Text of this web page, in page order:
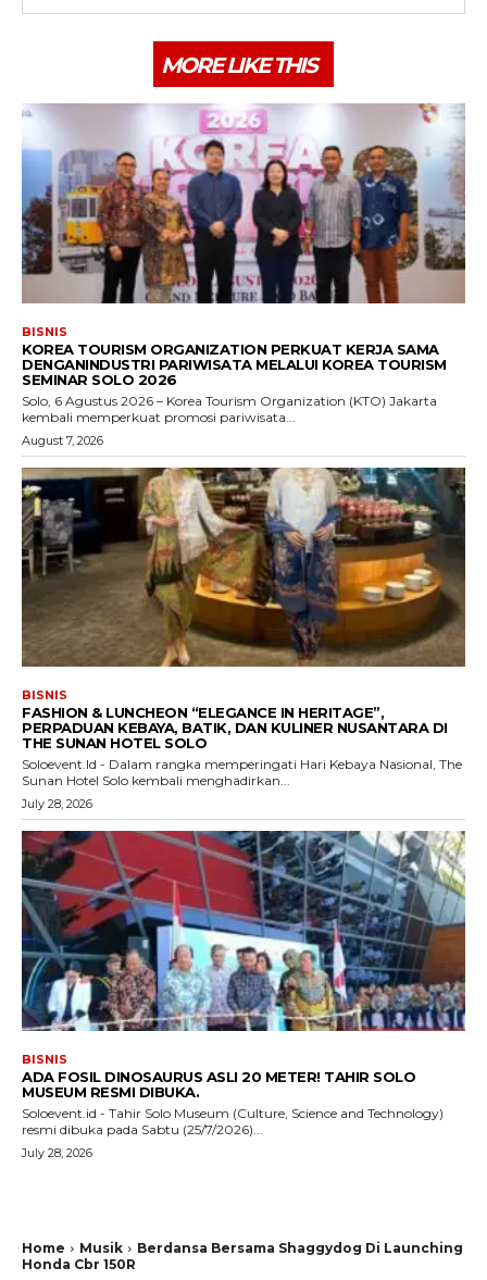
MORE LIKE THIS
BISNIS
KOREA TOURISM ORGANIZATION PERKUAT KERJA SAMA
DENGANINDUSTRI PARIWISATA MELALUI KOREA TOURISM
SEMINAR SOLO 2026
Solo, 6 Agustus 2026 – Korea Tourism Organization (KTO) Jakarta
kembali memperkuat promosi pariwisata...
August 7, 2026
BISNIS
FASHION & LUNCHEON “ELEGANCE IN HERITAGE”,
PERPADUAN KEBAYA, BATIK, DAN KULINER NUSANTARA DI
THE SUNAN HOTEL SOLO
Soloevent.Id - Dalam rangka memperingati Hari Kebaya Nasional, The
Sunan Hotel Solo kembali menghadirkan...
July 28, 2026
BISNIS
ADA FOSIL DINOSAURUS ASLI 20 METER! TAHIR SOLO
MUSEUM RESMI DIBUKA.
Soloevent.id - Tahir Solo Museum (Culture, Science and Technology)
resmi dibuka pada Sabtu (25/7/2026)...
July 28, 2026